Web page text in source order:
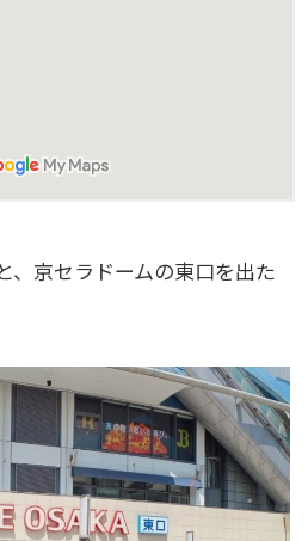
、京セラドームの東口を出た